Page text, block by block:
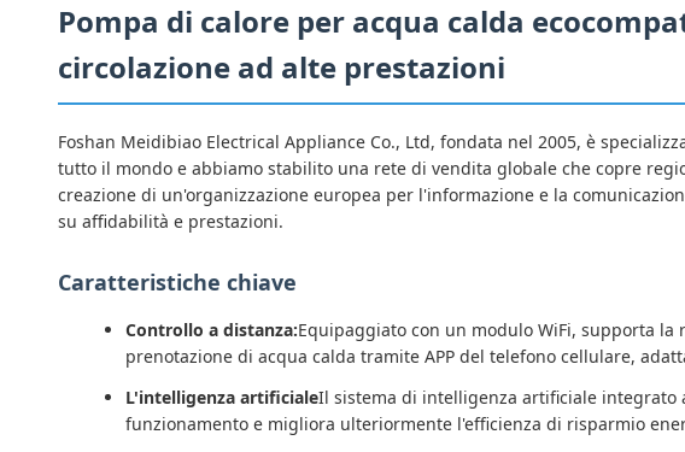
Pompa di calore per acqua calda
circolazione ad alte prestazioni
Foshan Meidibiao Electrical Appliance Co., Ltd, fondata nel 2005, è
tutto il mondo e abbiamo stabilito una rete di vendita globale che copre
creazione di un'organizzazione europea per l'informazione e la
su affidabilità e prestazioni.
Caratteristiche chiave
Controllo a distanza:Equipaggiato con un modulo WiFi, supporta
prenotazione di acqua calda tramite APP del telefono cellulare,
L'intelligenza artificialeIl sistema di intelligenza artificiale
funzionamento e migliora ulteriormente l'efficienza di risparmio